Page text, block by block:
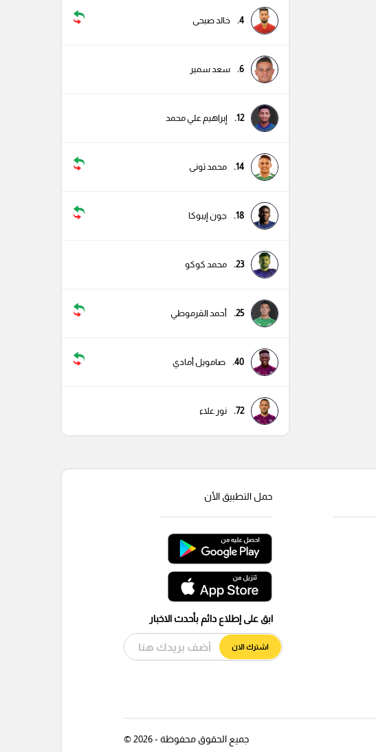
4. خالد صبحى
6. سعد سمير
12. إبراهيم علي محمد
14. محمد تونى
18. جون إيبوكا
23. محمد كوكو
25. أحمد القرموطي
40. صامويل أمادي
72. نور علاء
حمل التطبيق الأن
ابق على إطلاع دائم بأحدث الاخبار
اشترك الان
جميع الحقوق محفوظة - 2026 ©